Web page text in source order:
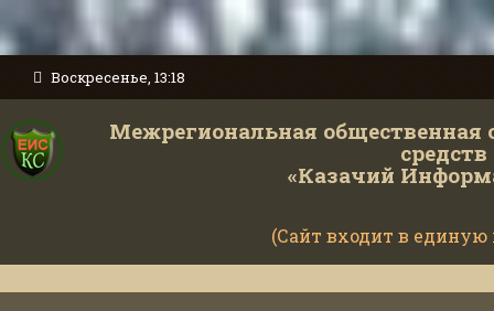
Воскресенье, 13:18
Межрегиональная общественная
«Казачий
(Сайт входит в